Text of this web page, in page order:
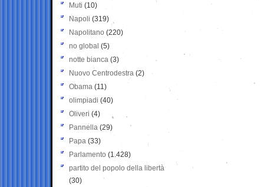
Muti (10)
Napoli (319)
Napolitano (220)
no global (5)
notte bianca (3)
Nuovo Centrodestra (2)
Obama (11)
olimpiadi (40)
Oliveri (4)
Pannella (29)
Papa (33)
Parlamento (1.428)
partito del popolo della libertà
(30)